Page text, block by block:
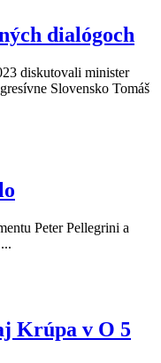
dialógoch
diskutovali minister
Slovensko Tomáš
Peter Pellegrini a
Krúpa v O 5